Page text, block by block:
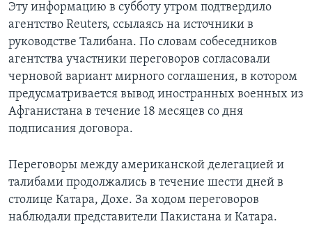
Эту информацию в субботу утром подтвердило
агентство Reuters, ссылаясь на источники в
руководстве Талибана. По словам собеседников
агентства участники переговоров согласовали
черновой вариант мирного соглашения, в котором
предусматривается вывод иностранных военных из
Афганистана в течение 18 месяцев со дня
подписания договора.
Переговоры между американской делегацией и
талибами продолжались в течение шести дней в
столице Катара, Дохе. За ходом переговоров
наблюдали представители Пакистана и Катара.